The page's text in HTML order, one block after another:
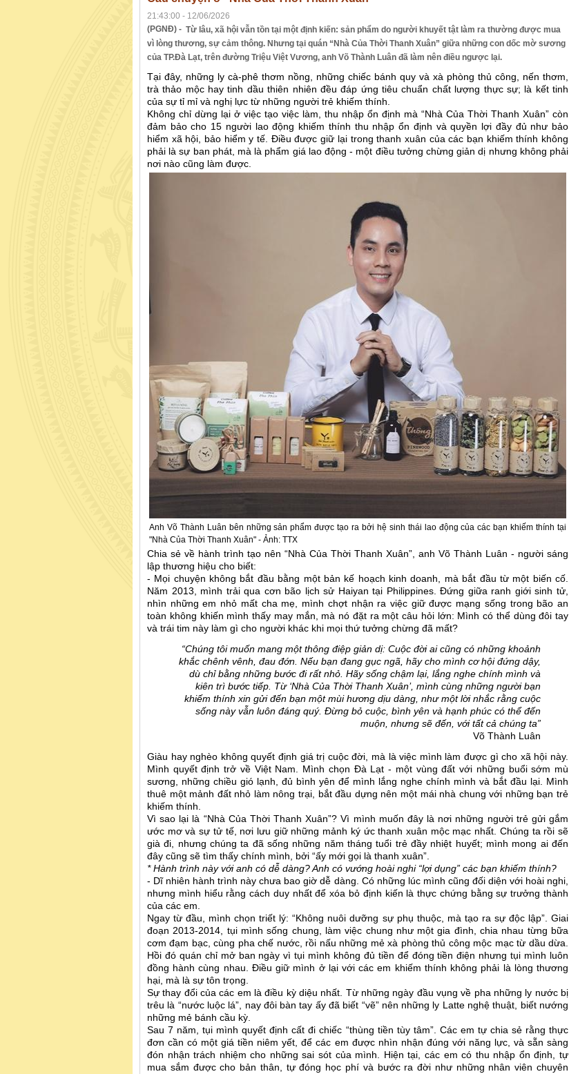
21:43:00 - 12/06/2026
(PGNĐ) - Từ lâu, xã hội vẫn tồn tại một định kiến: sản phẩm do người khuyết tật làm ra thường được mua
vì lòng thương, sự cảm thông. Nhưng tại quán “Nhà Của Thời Thanh Xuân” giữa những con dốc mờ sương
của TP.Đà Lạt, trên đường Triệu Việt Vương, anh Võ Thành Luân đã làm nên điều ngược lại.
Tại đây, những ly cà-phê thơm nồng, những chiếc bánh quy và xà phòng thủ công, nến thơm,
trà thảo mộc hay tinh dầu thiên nhiên đều đáp ứng tiêu chuẩn chất lượng thực sự; là kết tinh
của sự tỉ mỉ và nghị lực từ những người trẻ khiếm thính.
Không chỉ dừng lại ở việc tạo việc làm, thu nhập ổn định mà “Nhà Của Thời Thanh Xuân” còn
đảm bảo cho 15 người lao động khiếm thính thu nhập ổn định và quyền lợi đầy đủ như bảo
hiểm xã hội, bảo hiểm y tế. Điều được giữ lại trong thanh xuân của các bạn khiếm thính không
phải là sự ban phát, mà là phẩm giá lao động - một điều tưởng chừng giản dị nhưng không phải
nơi nào cũng làm được.
Anh Võ Thành Luân bên những sản phẩm được tạo ra bởi hệ sinh thái lao động của các bạn khiếm thính tại
"Nhà Của Thời Thanh Xuân" - Ảnh: TTX
Chia sẻ về hành trình tạo nên “Nhà Của Thời Thanh Xuân”, anh Võ Thành Luân - người sáng
lập thương hiệu cho biết:
- Mọi chuyện không bắt đầu bằng một bản kế hoạch kinh doanh, mà bắt đầu từ một biến cố.
Năm 2013, mình trải qua cơn bão lịch sử Haiyan tại Philippines. Đứng giữa ranh giới sinh tử,
nhìn những em nhỏ mất cha mẹ, mình chợt nhận ra việc giữ được mạng sống trong bão an
toàn không khiến mình thấy may mắn, mà nó đặt ra một câu hỏi lớn: Mình có thể dùng đôi tay
và trái tim này làm gì cho người khác khi mọi thứ tưởng chừng đã mất?
“Chúng tôi muốn mang một thông điệp giản dị: Cuộc đời ai cũng có những khoảnh
khắc chênh vênh, đau đớn. Nếu bạn đang gục ngã, hãy cho mình cơ hội đứng dậy,
dù chỉ bằng những bước đi rất nhỏ. Hãy sống chậm lại, lắng nghe chính mình và
kiên trì bước tiếp. Từ ‘Nhà Của Thời Thanh Xuân’, mình cùng những người bạn
khiếm thính xin gửi đến bạn một mùi hương dịu dàng, như một lời nhắc rằng cuộc
sống này vẫn luôn đáng quý. Đừng bỏ cuộc, bình yên và hạnh phúc có thể đến
muộn, nhưng sẽ đến, với tất cả chúng ta”
Võ Thành Luân
Giàu hay nghèo không quyết định giá trị cuộc đời, mà là việc mình làm được gì cho xã hội này.
Mình quyết định trở về Việt Nam. Mình chọn Đà Lạt - một vùng đất với những buổi sớm mù
sương, những chiều gió lạnh, đủ bình yên để mình lắng nghe chính mình và bắt đầu lại. Mình
thuê một mảnh đất nhỏ làm nông trại, bắt đầu dựng nên một mái nhà chung với những bạn trẻ
khiếm thính.
Vì sao lại là “Nhà Của Thời Thanh Xuân”? Vì mình muốn đây là nơi những người trẻ gửi gắm
ước mơ và sự tử tế, nơi lưu giữ những mảnh ký ức thanh xuân mộc mạc nhất. Chúng ta rồi sẽ
già đi, nhưng chúng ta đã sống những năm tháng tuổi trẻ đầy nhiệt huyết; mình mong ai đến
đây cũng sẽ tìm thấy chính mình, bởi “ấy mới gọi là thanh xuân”.
* Hành trình này với anh có dễ dàng? Anh có vướng hoài nghi “lợi dụng” các bạn khiếm thính?
- Dĩ nhiên hành trình này chưa bao giờ dễ dàng. Có những lúc mình cũng đối diện với hoài nghi,
nhưng mình hiểu rằng cách duy nhất để xóa bỏ định kiến là thực chứng bằng sự trưởng thành
của các em.
Ngay từ đầu, mình chọn triết lý: “Không nuôi dưỡng sự phụ thuộc, mà tạo ra sự độc lập”. Giai
đoạn 2013-2014, tụi mình sống chung, làm việc chung như một gia đình, chia nhau từng bữa
cơm đạm bạc, cùng pha chế nước, rồi nấu những mẻ xà phòng thủ công mộc mạc từ dầu dừa.
Hồi đó quán chỉ mở ban ngày vì tụi mình không đủ tiền để đóng tiền điện nhưng tụi mình luôn
đồng hành cùng nhau. Điều giữ mình ở lại với các em khiếm thính không phải là lòng thương
hại, mà là sự tôn trọng.
Sự thay đổi của các em là điều kỳ diệu nhất. Từ những ngày đầu vụng về pha những ly nước bị
trêu là “nước luộc lá”, nay đôi bàn tay ấy đã biết “vẽ” nên những ly Latte nghệ thuật, biết nướng
những mẻ bánh cầu kỳ.
Sau 7 năm, tụi mình quyết định cất đi chiếc “thùng tiền tùy tâm”. Các em tự chia sẻ rằng thực
đơn cần có một giá tiền niêm yết, để các em được nhìn nhận đúng với năng lực, và sẵn sàng
đón nhận trách nhiệm cho những sai sót của mình. Hiện tại, các em có thu nhập ổn định, tự
mua sắm được cho bản thân, tự đóng học phí và bước ra đời như những nhân viên chuyên